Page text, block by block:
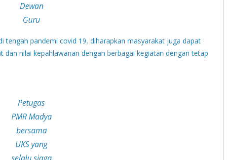
Dewan
Guru
tengah pandemi covid 19, diharapkan masyarakat juga dapat
nilai kepahlawanan dengan berbagai kegiatan dengan tetap
Petugas
PMR Madya
bersama
UKS yang